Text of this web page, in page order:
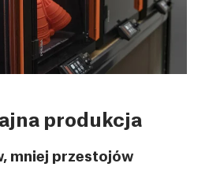
produkcja
mniej przestojów